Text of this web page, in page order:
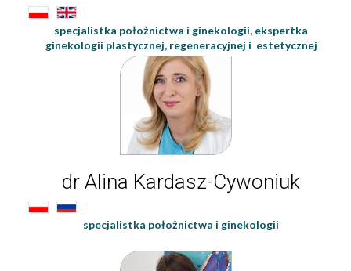
specjalistka położnictwa i ginekologii, ekspertka
ginekologii plastycznej, regeneracyjnej i estetycznej
dr Alina Kardasz-Cywoniuk
specjalistka położnictwa i ginekologii